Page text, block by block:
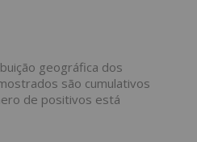
geográfica dos
são cumulativos
de positivos está